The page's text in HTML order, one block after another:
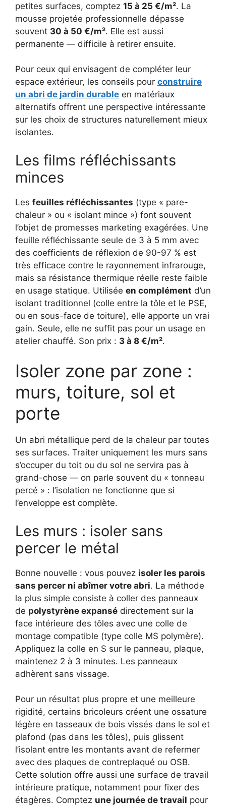
petites surfaces, comptez 15 à 25 €/m². La
mousse projetée professionnelle dépasse
souvent 30 à 50 €/m². Elle est aussi
permanente — difficile à retirer ensuite.
Pour ceux qui envisagent de compléter leur
espace extérieur, les conseils pour construire
un abri de jardin durable en matériaux
alternatifs offrent une perspective intéressante
sur les choix de structures naturellement mieux
isolantes.
Les films réfléchissants
minces
Les feuilles réfléchissantes (type « pare-
chaleur » ou « isolant mince ») font souvent
l’objet de promesses marketing exagérées. Une
feuille réfléchissante seule de 3 à 5 mm avec
des coefficients de réflexion de 90-97 % est
très efficace contre le rayonnement infrarouge,
mais sa résistance thermique réelle reste faible
en usage statique. Utilisée en complément d’un
isolant traditionnel (colle entre la tôle et le PSE,
ou en sous-face de toiture), elle apporte un vrai
gain. Seule, elle ne suffit pas pour un usage en
atelier chauffé. Son prix : 3 à 8 €/m².
Isoler zone par zone :
murs, toiture, sol et
porte
Un abri métallique perd de la chaleur par toutes
ses surfaces. Traiter uniquement les murs sans
s’occuper du toit ou du sol ne servira pas à
grand-chose — on parle souvent du « tonneau
percé » : l’isolation ne fonctionne que si
l’enveloppe est complète.
Les murs : isoler sans
percer le métal
Bonne nouvelle : vous pouvez isoler les parois
sans percer ni abîmer votre abri. La méthode
la plus simple consiste à coller des panneaux
de polystyrène expansé directement sur la
face intérieure des tôles avec une colle de
montage compatible (type colle MS polymère).
Appliquez la colle en S sur le panneau, plaque,
maintenez 2 à 3 minutes. Les panneaux
adhèrent sans vissage.
Pour un résultat plus propre et une meilleure
rigidité, certains bricoleurs créent une ossature
légère en tasseaux de bois vissés dans le sol et
plafond (pas dans les tôles), puis glissent
l’isolant entre les montants avant de refermer
avec des plaques de contreplaqué ou OSB.
Cette solution offre aussi une surface de travail
intérieure pratique, notamment pour fixer des
étagères. Comptez une journée de travail pour